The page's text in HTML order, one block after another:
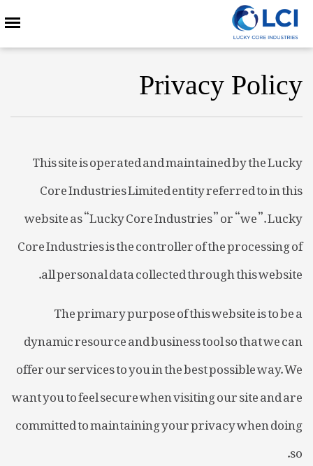
Privacy Policy
This site is operated and maintained by the Lucky
Core Industries Limited entity referred to in this
website as “Lucky Core Industries” or “we”. Lucky
Core Industries is the controller of the processing of
all personal data collected through this website.
The primary purpose of this website is to be a
dynamic resource and business tool so that we can
offer our services to you in the best possible way. We
want you to feel secure when visiting our site and are
committed to maintaining your privacy when doing
so.